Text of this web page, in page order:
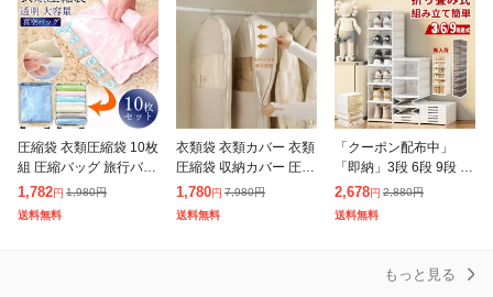
圧縮袋 衣類圧縮袋 10枚
組 圧縮バッグ 旅行バッ
グ 旅行用 布団圧縮袋
掃除機 収納袋 アウトド
ア 出張 省スペース ト
1,782円 1,980円
送料無料
衣類袋 衣類カバー 衣類
圧縮袋 収納カバー 圧縮
袋 収納 吊り下げ収納
ショート ロング 通気性
ファスナー式圧縮収納
1,780円 7,980円
送料無料
「クーポン配布中」
「即納」3段 6段 9段 シ
ューズボックス 折りた
たみ シューズラック 扉
付き 靴収納ラック スニ
2,678円 2,880円
送料無料
もっと見る